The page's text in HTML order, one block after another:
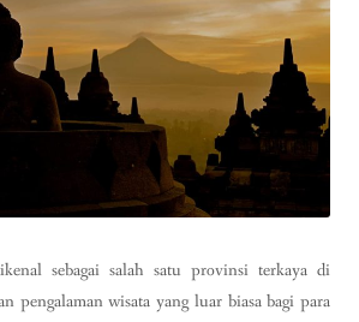
sebagai salah satu provinsi terkaya di
pengalaman wisata yang luar biasa bagi para